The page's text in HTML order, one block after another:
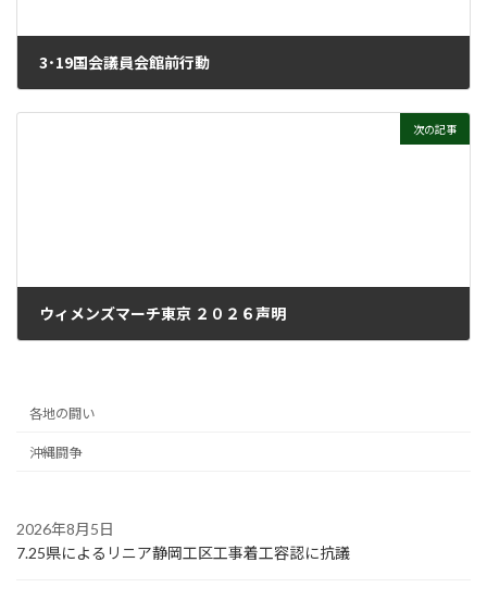
3･19国会議員会館前行動
次の記事
ウィメンズマーチ東京 ２０２６声明
各地の闘い
沖縄闘争
2026年8月5日
7.25県によるリニア静岡工区工事着工容認に抗議